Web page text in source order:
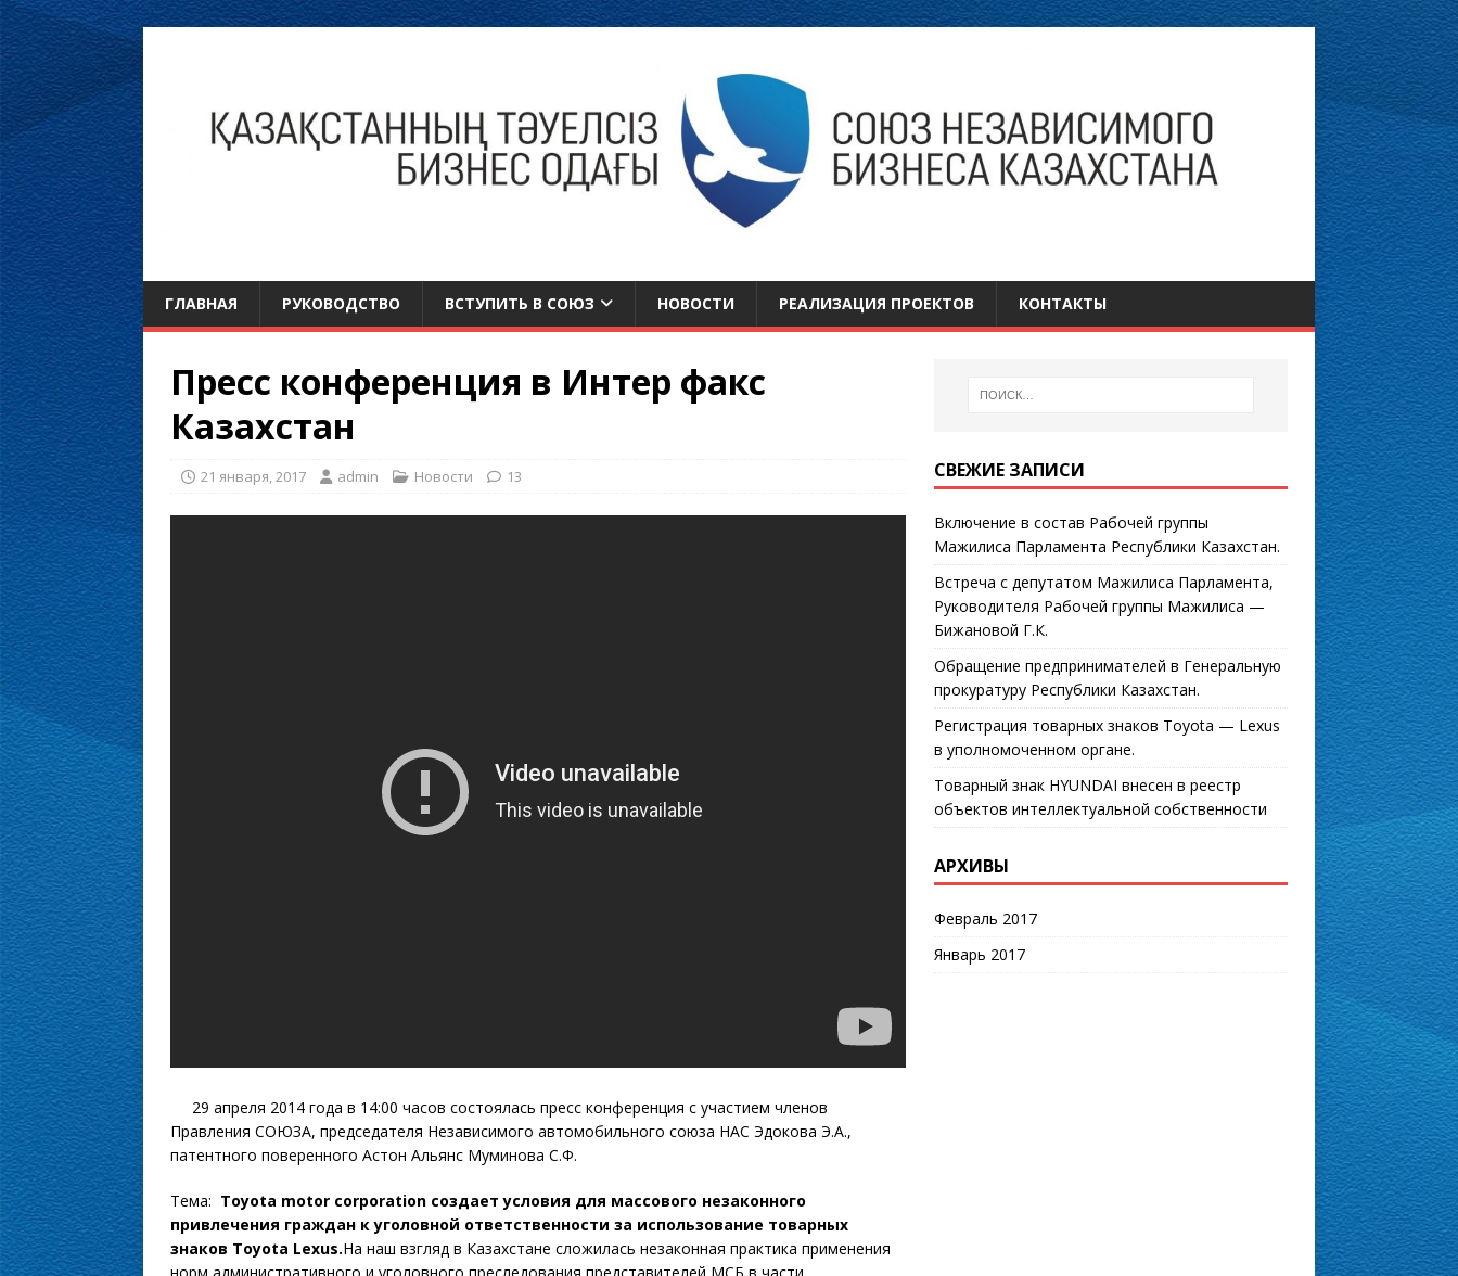
ГЛАВНАЯ РУКОВОДСТВО ВСТУПИТЬ В СОЮЗ НОВОСТИ РЕАЛИЗАЦИЯ ПРОЕКТОВ КОНТАКТЫ
Пресс конференция в Интер факс
Казахстан
21 января, 2017 admin Новости 13
29 апреля 2014 года в 14:00 часов состоялась пресс конференция с участием членов
Правления СОЮЗА, председателя Независимого автомобильного союза НАС Эдокова Э.А.,
патентного поверенного Астон Альянс Муминова С.Ф.
Тема: Toyota motor corporation создает условия для массового незаконного
привлечения граждан к уголовной ответственности за использование товарных
знаков Toyota Lexus.На наш взгляд в Казахстане сложилась незаконная практика применения
СВЕЖИЕ ЗАПИСИ
Включение в состав Рабочей группы
Мажилиса Парламента Республики Казахстан.
Встреча с депутатом Мажилиса Парламента,
Руководителя Рабочей группы Мажилиса —
Бижановой Г.К.
Обращение предпринимателей в Генеральную
прокуратуру Республики Казахстан.
Регистрация товарных знаков Toyota — Lexus
в уполномоченном органе.
Товарный знак HYUNDAI внесен в реестр
объектов интеллектуальной собственности
АРХИВЫ
Февраль 2017
Январь 2017